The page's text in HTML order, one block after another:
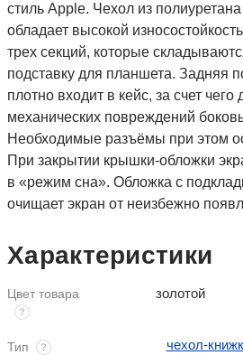
стиль Apple. Чехол из
обладает высокой
трех секций, которые
подставку для планшета. Задняя
плотно входит в кейс, за счет чего
механических повреждений
Необходимые разъёмы при этом
При закрытии крышки-обложки
в «режим сна». Обложка с
очищает экран от неизбежно
Характеристики
Цвет товара золотой
Тип чехол-